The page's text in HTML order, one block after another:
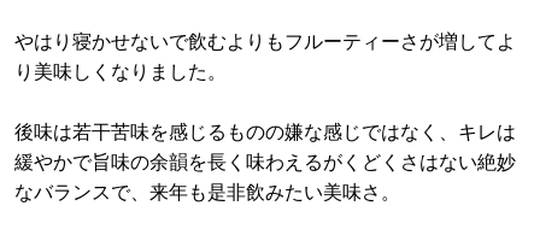
やはり寝かせないで飲むよりもフルーティーさが増してよ
り美味しくなりました。
後味は若干苦味を感じるものの嫌な感じではなく、キレは
緩やかで旨味の余韻を長く味わえるがくどくさはない絶妙
なバランスで、来年も是非飲みたい美味さ。